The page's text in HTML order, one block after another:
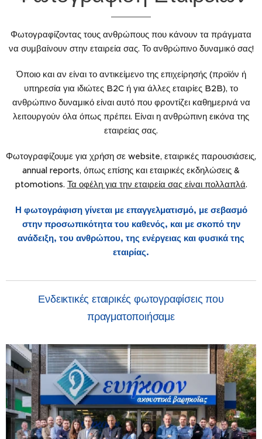
Φωτογραφίζοντας τους ανθρώπους που κάνουν τα πράγματα
να συμβαίνουν στην εταιρεία σας. Το ανθρώπινο δυναμικό σας!
Όποιο και αν είναι το αντικείμενο της επιχείρησής (προϊόν ή
υπηρεσία για ιδιώτες B2C ή για άλλες εταιρίες B2B), το
ανθρώπινο δυναμικό είναι αυτό που φροντίζει καθημερινά να
λειτουργούν όλα όπως πρέπει. Είναι η ανθρώπινη εικόνα της
εταιρείας σας.
Φωτογραφίζουμε για χρήση σε website, εταιρικές παρουσιάσεις,
annual reports, όπως επίσης και εταιρικές εκδηλώσεις &
ptomotions. Τα οφέλη για την εταιρεία σας είναι πολλαπλά.
Η φωτογράφιση γίνεται με επαγγελματισμό, με σεβασμό
στην προσωπικότητα του καθενός, και με σκοπό την
ανάδειξη, του ανθρώπου, της ενέργειας και φυσικά της
εταιρίας.
Ενδεικτικές εταιρικές φωτογραφίσεις που
πραγματοποιήσαμε